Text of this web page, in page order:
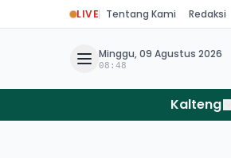
LIVE Tentang Kami Redaksi
Minggu, 09 Agustus 2026
08:48
Kalteng